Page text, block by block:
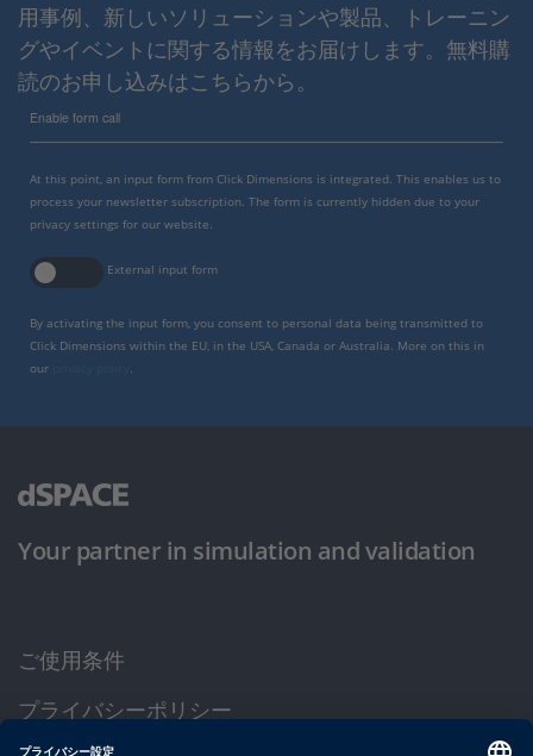
用事例、新しいソリューションや製品、トレーニン
グやイベントに関する情報をお届けします。無料購
読のお申し込みはこちらから。
Enable form call
At this point, an input form from Click Dimensions is integrated. This enables us to
process your newsletter subscription. The form is currently hidden due to your
privacy settings for our website.
External input form
By activating the input form, you consent to personal data being transmitted to
Click Dimensions within the EU, in the USA, Canada or Australia. More on this in
our
Your partner in simulation and validation
ご使用条件
プライバシーポリシー